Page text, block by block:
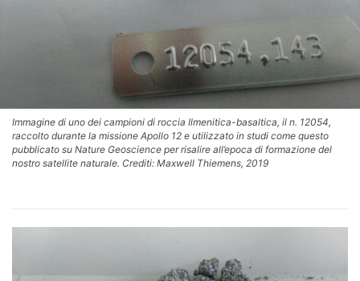
Immagine di uno dei campioni di roccia Ilmenitica-basaltica, il n. 12054,
raccolto durante la missione Apollo 12 e utilizzato in studi come questo
pubblicato su Nature Geoscience per risalire all’epoca di formazione del
nostro satellite naturale. Crediti: Maxwell Thiemens, 2019